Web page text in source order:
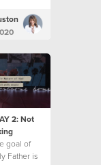
in right
2: Not
goal of
Father is